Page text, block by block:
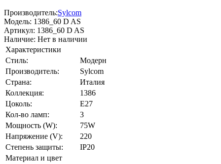
Производитель:Sylcom
Модель: 1386_60 D AS
Артикул: 1386_60 D AS
Наличие: Нет в наличии
Характеристики
Стиль:
Модерн
Производитель:
Sylcom
Страна:
Италия
Коллекция:
1386
Цоколь:
E27
Кол-во ламп:
3
Мощность (W):
75W
Напряжение (V):
220
Степень защиты:
IP20
Материал и цвет